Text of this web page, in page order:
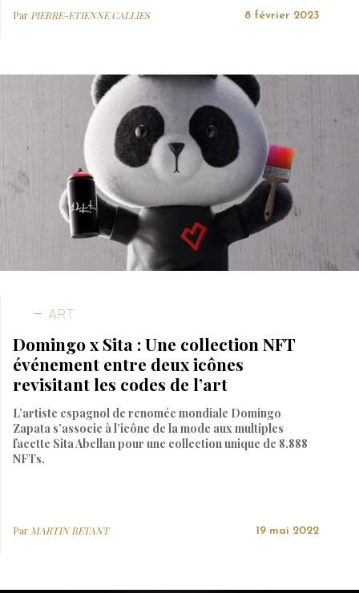
ParPIERRE-ETIENNE CALLIES 8 février 2023
ART
Domingo x Sita : Une collection NFT
événement entre deux icônes
revisitant les codes de l’art
L’artiste espagnol de renomée mondiale Domingo
Zapata s’associe à l’icône de la mode aux multiples
facette Sita Abellan pour une collection unique de 8.888
NFTs.
Par MARTIN BETANT 19 mai 2022